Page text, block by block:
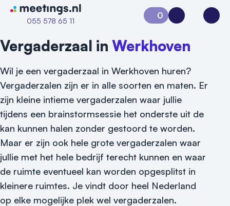
Naar home van Meetings
055 578 65 11
Vraag locatie aan
Locatiegids
Meld locatie aan
0
Aanvraag 0Inloggen
Vergaderzaal in Werkhoven
Wil je een vergaderzaal in Werkhoven huren?
Vergaderzalen zijn er in alle soorten en maten. Er
zijn kleine intieme vergaderzalen waar jullie
tijdens een brainstormsessie het onderste uit de
kan kunnen halen zonder gestoord te worden.
Maar er zijn ook hele grote vergaderzalen waar
jullie met het hele bedrijf terecht kunnen en waar
de ruimte eventueel kan worden opgesplitst in
kleinere ruimtes. Je vindt door heel Nederland
op elke mogelijke plek wel vergaderzalen.